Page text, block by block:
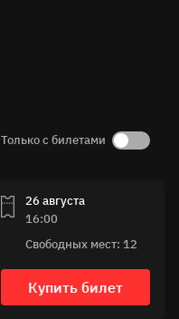
Только с билетами
26 августа
16:00
Свободных мест: 12
Купить билет